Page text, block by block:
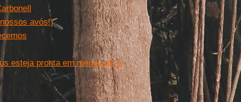
avós!)
esteja pronta em menos de 1-